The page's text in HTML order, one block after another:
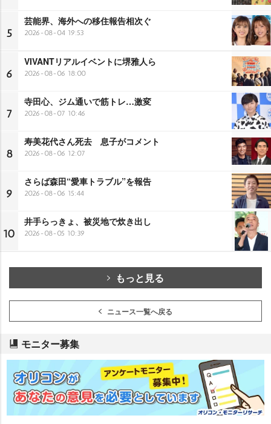
5
芸能界、海外への移住報告相次ぐ
2026-08-04 19:53
6
VIVANTリアルイベントに堺雅人ら
2026-08-06 18:00
7
寺田心、ジム通いで筋トレ…激変
2026-08-07 10:46
8
寿美花代さん死去 息子がコメント
2026-08-06 12:07
9
さらば森田“愛車トラブル”を報告
2026-08-06 15:44
10
井手らっきょ、被災地で炊き出し
2026-08-05 10:39
もっと見る
ニュース一覧へ戻る
モニター募集